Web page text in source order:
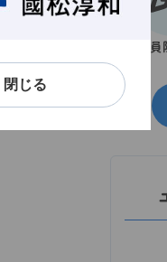
閉じる
閉じる
会